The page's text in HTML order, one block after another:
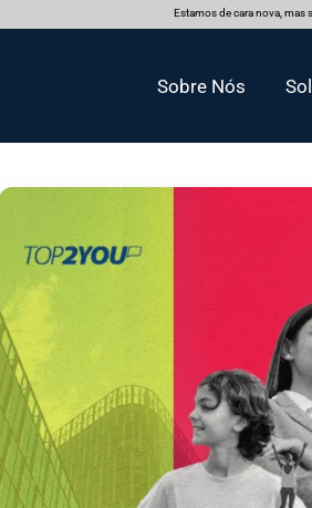
Estamos de cara nova, mas
Sobre Nós